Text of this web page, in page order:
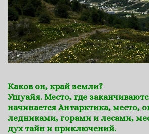
u
a
i
a
Каков он, край земли?
Ушуайя. Место, где
начинается Антарктика, место,
ледниками, горами и лесами,
дух тайн и приключений.